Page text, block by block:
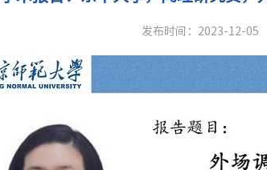
发布时间：2023-12-05